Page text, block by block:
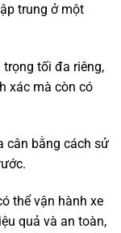
trung ở một
tối đa riêng,
xác mà còn có
cân bằng cách sử
thể vận hành xe
quả và an toàn,